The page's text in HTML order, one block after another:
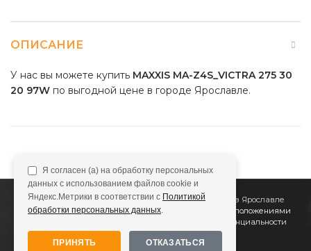
ОПИСАНИЕ
У нас вы можете купить MAXXIS MA-Z4S_VICTRA 275 30
20 97W по выгодной цене в городе Ярославле.
2011Все Колёса Интернет-магазин шин и дисков в Ярославле
Сайт не является публичной офертой, определяемой положениями
Политике конфиденциальности
Я согласен (а) на обработку персональных
данных с использованием файлов cookie и
Яндекс.Метрики в соответствии с Политикой
обработки персональных данных.
ПРИНЯТЬ ОТКАЗАТЬСЯ